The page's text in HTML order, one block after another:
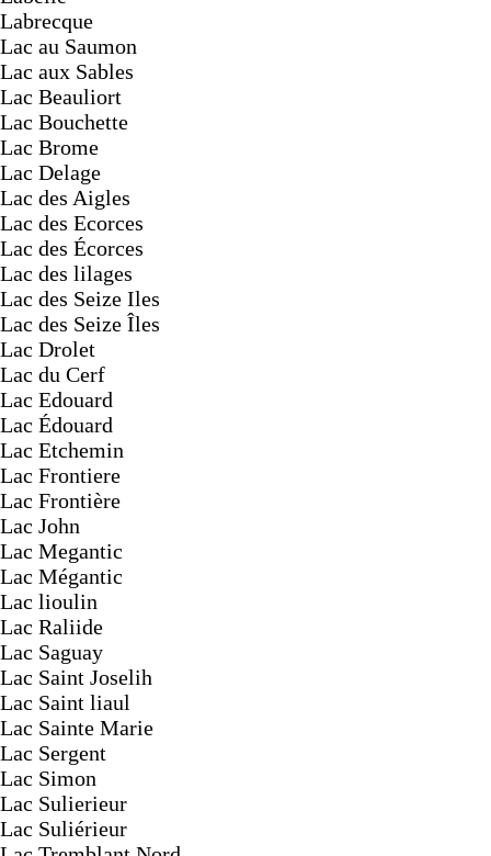
Labrecque
Lac au Saumon
Lac aux Sables
Lac Beauliort
Lac Bouchette
Lac Brome
Lac Delage
Lac des Aigles
Lac des Ecorces
Lac des Écorces
Lac des lilages
Lac des Seize Iles
Lac des Seize Îles
Lac Drolet
Lac du Cerf
Lac Edouard
Lac Édouard
Lac Etchemin
Lac Frontiere
Lac Frontière
Lac John
Lac Megantic
Lac Mégantic
Lac lioulin
Lac Raliide
Lac Saguay
Lac Saint Joselih
Lac Saint liaul
Lac Sainte Marie
Lac Sergent
Lac Simon
Lac Sulierieur
Lac Suliérieur